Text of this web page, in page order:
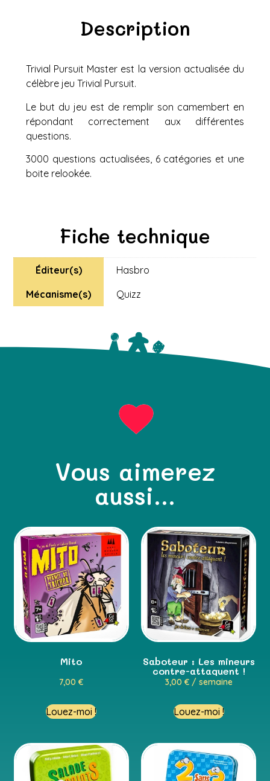
Description
Trivial Pursuit Master est la version actualisée du
célèbre jeu Trivial Pursuit.
Le but du jeu est de remplir son camembert en
répondant correctement aux différentes
questions.
3000 questions actualisées, 6 catégories et une
boite relookée.
Fiche technique
Éditeur(s)
Hasbro
Mécanisme(s)
Quizz
Vous aimerez
aussi...
Mito
7,00€
Louez-moi !
Saboteur : Les mineurs
contre-attaquent !
3,00€ / semaine
Louez-moi !